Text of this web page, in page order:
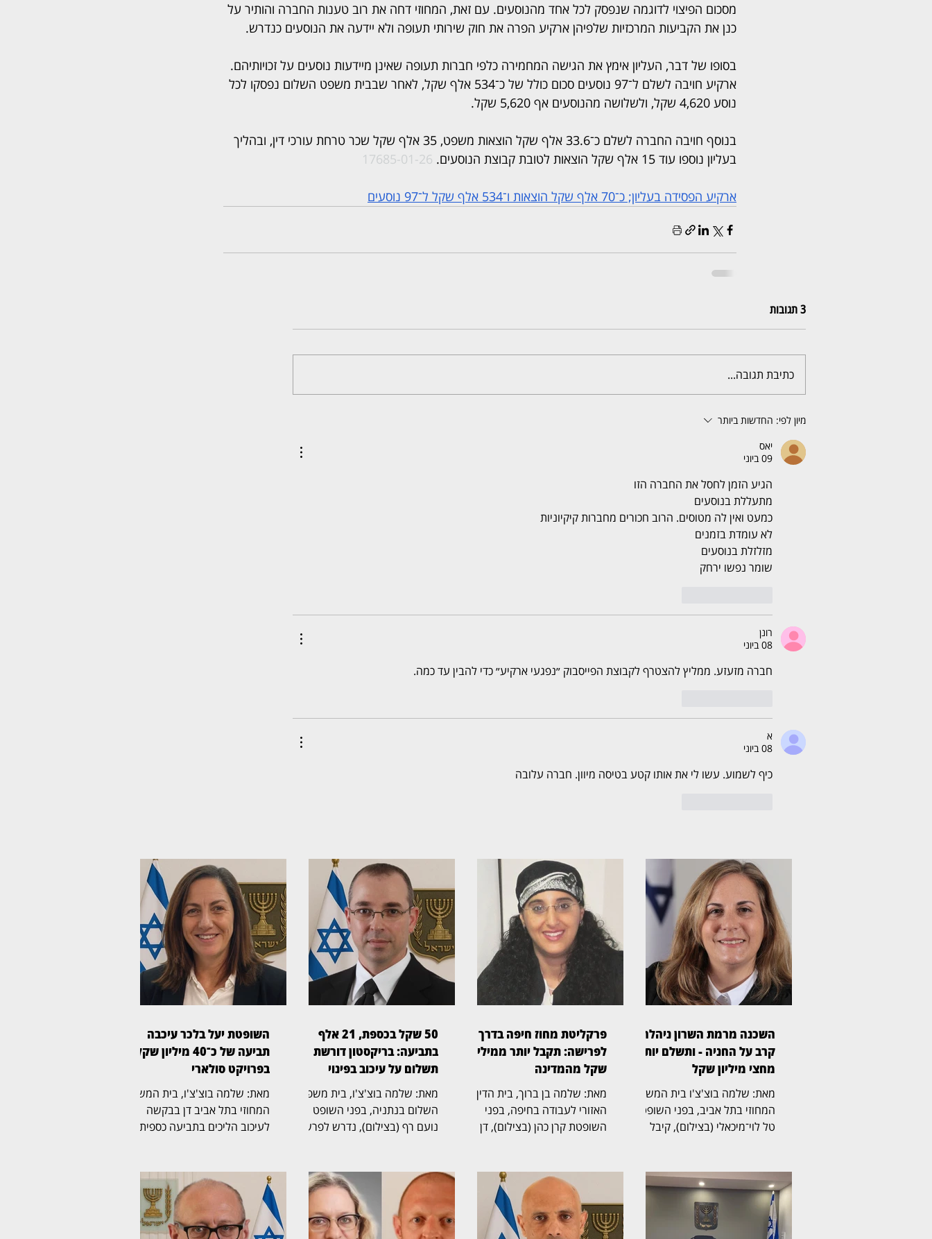
מסכום הפיצוי לדוגמה שנפסק לכל אחד מהנוסעים. עם זאת, המחוזי דחה את רוב טענות החברה והותיר על
כנן את הקביעות המרכזיות שלפיהן ארקיע הפרה את חוק שירותי תעופה ולא יידעה את הנוסעים כנדרש.
בסופו של דבר, העליון אימץ את הגישה המחמירה כלפי חברות תעופה שאינן מיידעות נוסעים על זכויותיהם.
ארקיע חויבה לשלם ל־97 נוסעים סכום כולל של כ־534 אלף שקל, לאחר שבבית משפט השלום נפסקו לכל
נוסע 4,620 שקל, ולשלושה מהנוסעים אף 5,620 שקל.
בנוסף חויבה החברה לשלם כ־33.6 אלף שקל הוצאות משפט, 35 אלף שקל שכר טרחת עורכי דין, ובהליך
בעליון נוספו עוד 15 אלף שקל הוצאות לטובת קבוצת הנוסעים.
17685-01-26
ארקיע הפסידה בעליון; כ־70 אלף שקל הוצאות ו־534 אלף שקל ל־97 נוסעים
3 תגובות
כתיבת תגובה...
מיון לפי: החדשות ביותר
יאס
09 ביוני
הגיע הזמן לחסל את החברה הזו
מתעללת בנוסעים
כמעט ואין לה מטוסים. הרוב חכורים מחברות קיקיוניות
לא עומדת בזמנים
מזלזלת בנוסעים
שומר נפשו ירחק
רונן
08 ביוני
חברה מזעזע. ממליץ להצטרף לקבוצת הפייסבוק ״נפגעי ארקיע״ כדי להבין עד כמה.
א
08 ביוני
כיף לשמוע. עשו לי את אותו קטע בטיסה מיוון. חברה עלובה
השכנה מרמת השרון ניהלה
קרב על החניה - ותשלם יותר
מחצי מיליון שקל
מאת: שלמה בוצ'צ'ו בית המשפט
המחוזי בתל אביב, בפני השופטת
טל לוי־מיכאלי (בצילום), קיבל
הדין נקבע כי החניה שבמחלוקת
שייכת לבעלי הדירה שתבעו,
ובעלת דירה אחרת בבניין חויבה
בהוצאות חריגות בסכום כולל של
פרקליטת מחוז חיפה בדרך
לפרישה: תקבל יותר ממיליון
שקל מהמדינה
מאת: שלמה בן ברוך, בית הדין
האזורי לעבודה בחיפה, בפני
השופטת קרן כהן (בצילום), דן
התפקידים הבכירים בפרקליטות
המדינה, ובמחלוקת על תנאי
הפרישה, השכר והזכויות
הפנסיוניות עם סיום כהונתה.
50 שקל בכספת, 21 אלף
בתביעה: בריקסטון דורשת
תשלום על עיכוב בפינוי
מאת: שלמה בוצ'צ'ו, בית משפט
השלום בנתניה, בפני השופט
נועם רף (בצילום), נדרש לפרשה
שטר בודד של 50 שקל,
והתגלגלה לשני הליכים משפטיים
נפרדים. בריקסטון כספות פעלה
תחילה לפינוי הכספת, ובהמשך
השופטת יעל בלכר עיכבה
תביעה של כ־40 מיליון שקל
בפרויקט סולארי
מאת: שלמה בוצ'צ'ו, בית המשפט
המחוזי בתל אביב דן בבקשה
לעיכוב הליכים בתביעה כספית
נווה אור שיא אנרגיה סולארי
שותפות מוגבלת ושיא נרגיה
2020 בע"מ. בפני השופטת יעל
בלכר (בצילום) נדונה הבקשה